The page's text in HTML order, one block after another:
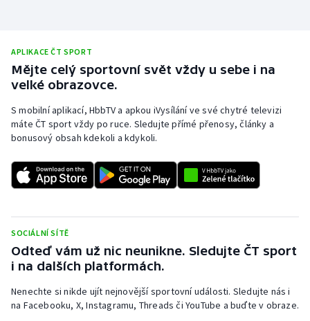
APLIKACE ČT SPORT
Mějte celý sportovní svět vždy u sebe i na
velké obrazovce.
S mobilní aplikací, HbbTV a apkou iVysílání ve své chytré televizi
máte ČT sport vždy po ruce. Sledujte přímé přenosy, články a
bonusový obsah kdekoli a kdykoli.
SOCIÁLNÍ SÍTĚ
Odteď vám už nic neunikne. Sledujte ČT sport
i na dalších platformách.
Nenechte si nikde ujít nejnovější sportovní události. Sledujte nás i
na Facebooku, X, Instagramu, Threads či YouTube a buďte v obraze.